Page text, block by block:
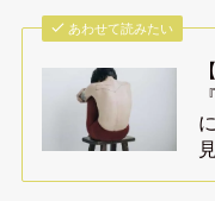
あわせて読みたい